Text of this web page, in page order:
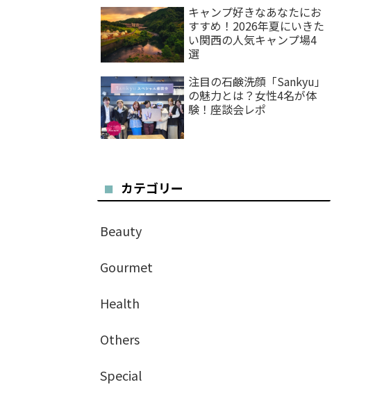
キャンプ好きなあなたにお
すすめ！2026年夏にいきた
い関西の人気キャンプ場4
選
注目の石鹸洗顔「Sankyu」
の魅力とは？女性4名が体
験！座談会レポ
カテゴリー
Beauty
Gourmet
Health
Others
Special